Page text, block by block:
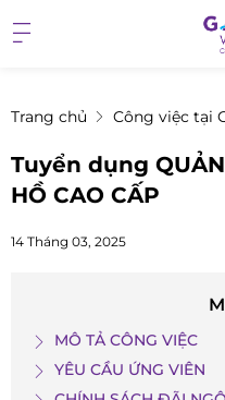
Trang chủ Công việc tại
Tuyển dụng
HỒ CAO CẤP
14 Tháng 03, 2025
MÔ TẢ CÔNG VIỆC
YÊU CẦU ỨNG VIÊN